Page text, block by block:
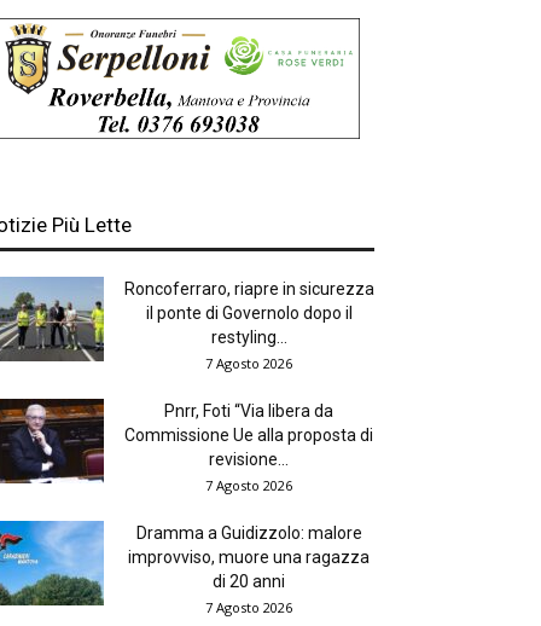
Più Lette
Roncoferraro, riapre in sicurezza
il ponte di Governolo dopo il
restyling...
7 Agosto 2026
Pnrr, Foti “Via libera da
Commissione Ue alla proposta di
revisione...
7 Agosto 2026
Dramma a Guidizzolo: malore
improvviso, muore una ragazza
di 20 anni
7 Agosto 2026